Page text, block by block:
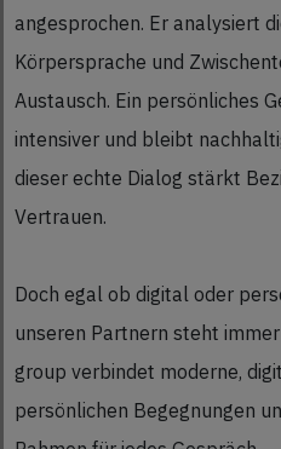
angesprochen. Er analysiert
Körpersprache und
Austausch. Ein persönliches
intensiver und bleibt
dieser echte Dialog stärkt
Vertrauen.
Doch egal ob digital oder
unseren Partnern steht
group verbindet moderne,
persönlichen Begegnungen